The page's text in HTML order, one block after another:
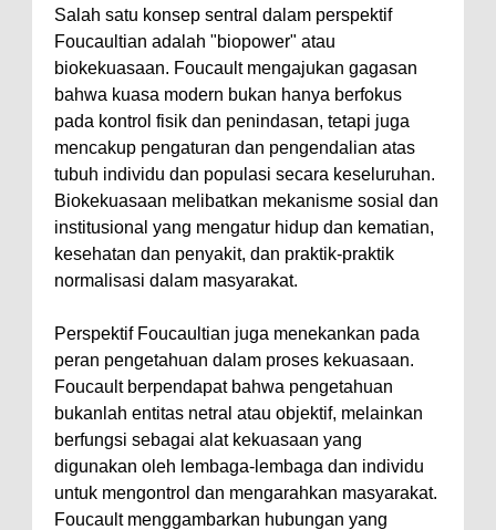
Salah satu konsep sentral dalam perspektif
Foucaultian adalah "biopower" atau
biokekuasaan. Foucault mengajukan gagasan
bahwa kuasa modern bukan hanya berfokus
pada kontrol fisik dan penindasan, tetapi juga
mencakup pengaturan dan pengendalian atas
tubuh individu dan populasi secara keseluruhan.
Biokekuasaan melibatkan mekanisme sosial dan
institusional yang mengatur hidup dan kematian,
kesehatan dan penyakit, dan praktik-praktik
normalisasi dalam masyarakat.
Perspektif Foucaultian juga menekankan pada
peran pengetahuan dalam proses kekuasaan.
Foucault berpendapat bahwa pengetahuan
bukanlah entitas netral atau objektif, melainkan
berfungsi sebagai alat kekuasaan yang
digunakan oleh lembaga-lembaga dan individu
untuk mengontrol dan mengarahkan masyarakat.
Foucault menggambarkan hubungan yang